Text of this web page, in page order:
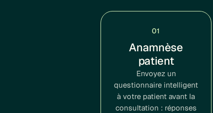
01
Anamnèse
patient
Envoyez un
questionnaire intelligent
à votre patient avant la
consultation : réponses